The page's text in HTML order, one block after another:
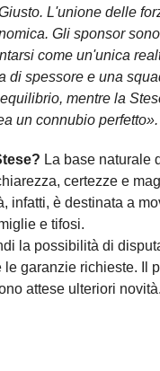
L'unione delle
Gli sponsor
come un'unica
di spessore e una
mentre la
un connubio perfetto».
La base naturale
certezze e
infatti, è destinata a
e tifosi.
la possibilità di
garanzie richieste. Il
attese ulteriori